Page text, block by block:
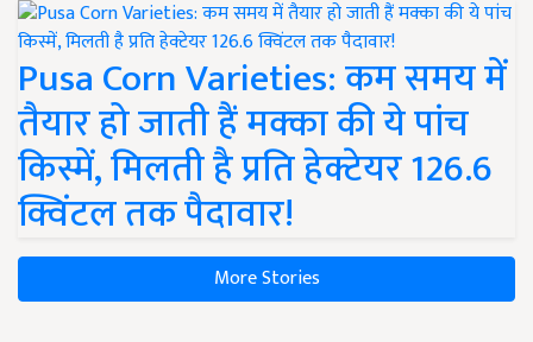
Pusa Corn Varieties: कम समय में
तैयार हो जाती हैं मक्का की ये पांच
किस्में, मिलती है प्रति हेक्टेयर 126.6
क्विंटल तक पैदावार!
More Stories